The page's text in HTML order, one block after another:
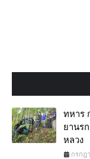
ทหาร
ยานร
หลวง
กรกฎ